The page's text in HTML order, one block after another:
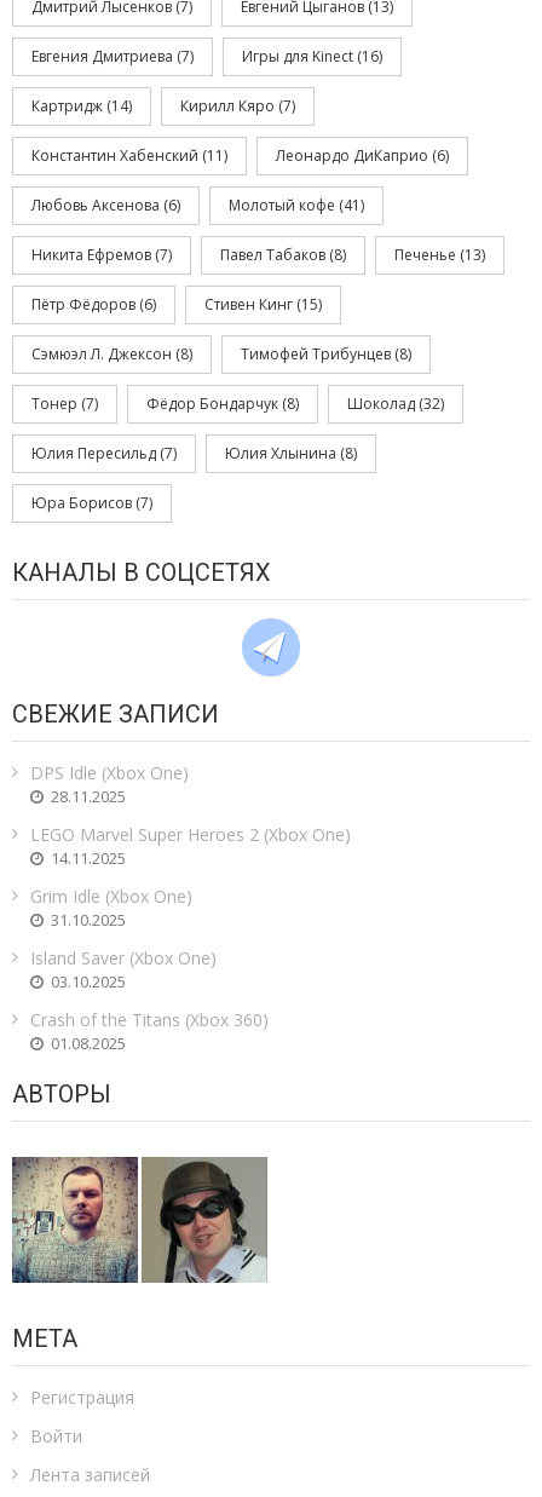
Дмитрий Лысенков (7) Евгений Цыганов (13)
Евгения Дмитриева (7) Игры для Kinect (16)
Картридж (14) Кирилл Кяро (7)
Константин Хабенский (11) Леонардо ДиКаприо (6)
Любовь Аксенова (6) Молотый кофе (41)
Никита Ефремов (7) Павел Табаков (8) Печенье (13)
Пётр Фёдоров (6) Стивен Кинг (15)
Сэмюэл Л. Джексон (8) Тимофей Трибунцев (8)
Тонер (7) Фёдор Бондарчук (8) Шоколад (32)
Юлия Пересильд (7) Юлия Хлынина (8)
Юра Борисов (7)
КАНАЛЫ В СОЦСЕТЯХ
СВЕЖИЕ ЗАПИСИ
DPS Idle (Xbox One)
28.11.2025
LEGO Marvel Super Heroes 2 (Xbox One)
14.11.2025
Grim Idle (Xbox One)
31.10.2025
Island Saver (Xbox One)
03.10.2025
Crash of the Titans (Xbox 360)
01.08.2025
АВТОРЫ
МЕТА
Регистрация
Войти
Лента записей